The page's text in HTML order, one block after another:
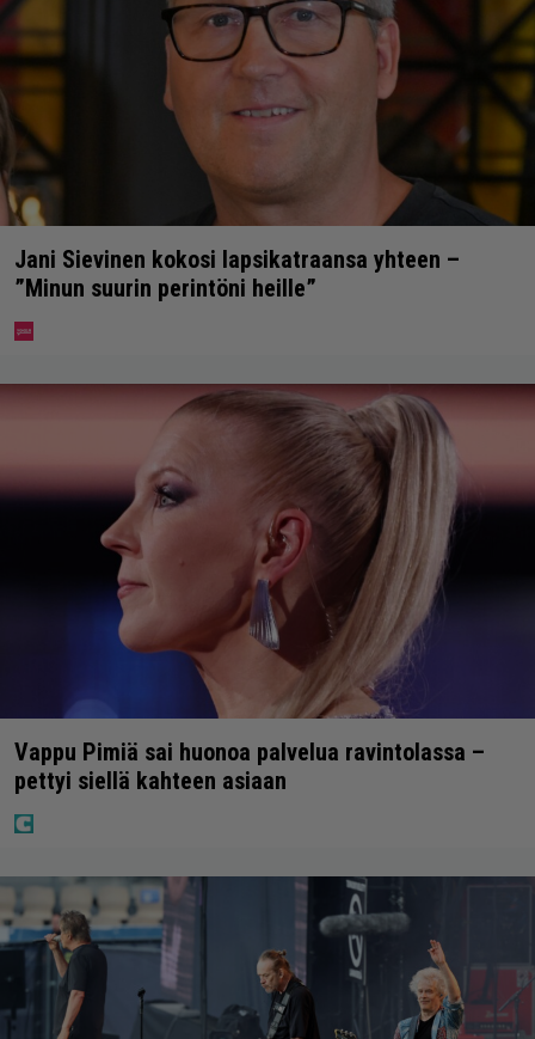
Jani Sievinen kokosi lapsikatraansa yhteen –
”Minun suurin perintöni heille”
Vappu Pimiä sai huonoa palvelua ravintolassa –
pettyi siellä kahteen asiaan